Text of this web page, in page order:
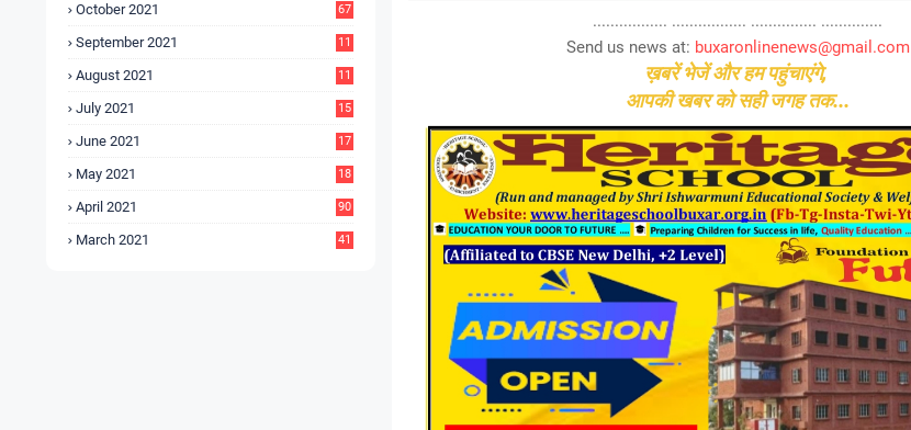
October 2021 67
September 2021
11
August 2021
11
July 2021
15
June 2021
17
May 2021
18
April 2021 90
March 2021 41
................. ................. ............... ..............
Send us news at: buxaronlinenews@gmail.com
ख़बरें भेजें और हम पहुंचाएंगे,
आपकी खबर को सही जगह तक...